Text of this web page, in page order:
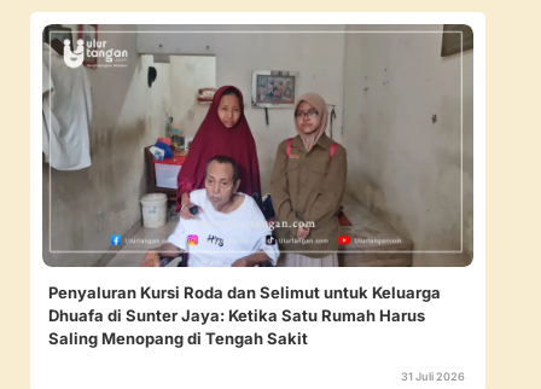
Penyaluran Kursi Roda dan Selimut untuk Keluarga
Dhuafa di Sunter Jaya: Ketika Satu Rumah Harus
Saling Menopang di Tengah Sakit
31 Juli 2026